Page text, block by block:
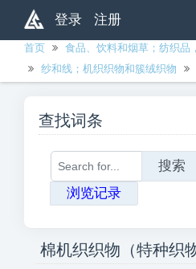
登录 注册
首页
食品、饮料和烟草；纺织品，服装和
纱和线；机织织物和簇绒织物
查找词条
搜索
浏览记录
棉机织织物（特种织